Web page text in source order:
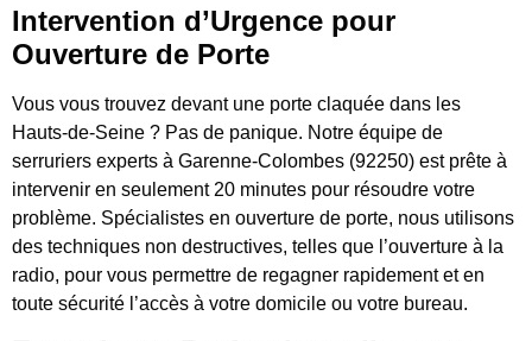
Intervention d’Urgence pour
Ouverture de Porte
Vous vous trouvez devant une porte claquée dans les
Hauts-de-Seine ? Pas de panique. Notre équipe de
serruriers experts à Garenne-Colombes (92250) est prête à
intervenir en seulement 20 minutes pour résoudre votre
problème. Spécialistes en ouverture de porte, nous utilisons
des techniques non destructives, telles que l’ouverture à la
radio, pour vous permettre de regagner rapidement et en
toute sécurité l’accès à votre domicile ou votre bureau.